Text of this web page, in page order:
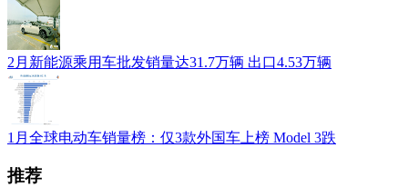
2月新能源乘用车批发销量达31.7万辆 出口4.53万辆
1月全球电动车销量榜：仅3款外国车上榜 Model 3跌
推荐